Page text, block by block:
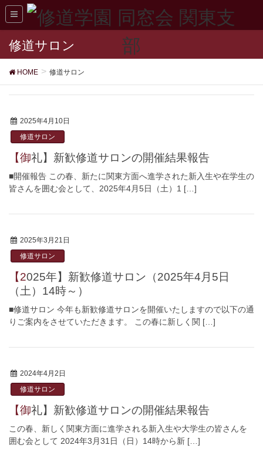
修道サロン
HOME 修道サロン
2025年4月10日
修道サロン
【御礼】新歓修道サロンの開催結果報告
■開催報告 この春、新たに関東方面へ進学された新入生や在学生の
皆さんを囲む会として、2025年4月5日（土）1 […]
2025年3月21日
修道サロン
【2025年】新歓修道サロン（2025年4月5日
（土）14時～）
■修道サロン 今年も新歓修道サロンを開催いたしますので以下の通
りご案内をさせていただきます。 この春に新しく関 […]
2024年4月2日
修道サロン
【御礼】新歓修道サロンの開催結果報告
この春、新しく関東方面に進学される新入生や大学生の皆さんを
囲む会として 2024年3月31日（日）14時から新 […]